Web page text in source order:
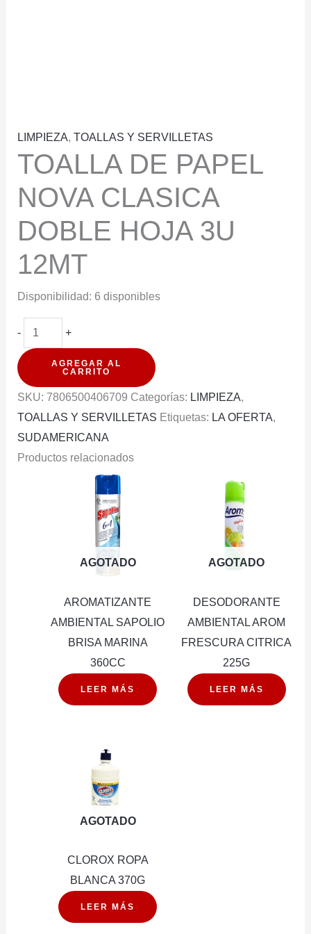
LIMPIEZA, TOALLAS Y SERVILLETAS
TOALLA DE PAPEL
NOVA CLASICA
DOBLE HOJA 3U
12MT
Disponibilidad: 6 disponibles
-
TOALLA
DE
PAPEL
NOVA
+
AGREGAR AL
CARRITO
SKU: 7806500406709 Categorías: LIMPIEZA,
TOALLAS Y SERVILLETAS Etiquetas: LA OFERTA,
SUDAMERICANA
Productos relacionados
AGOTADO
AROMATIZANTE
AMBIENTAL SAPOLIO
BRISA MARINA
360CC
LEER MÁS
AGOTADO
DESODORANTE
AMBIENTAL AROM
FRESCURA CITRICA
225G
LEER MÁS
AGOTADO
CLOROX ROPA
BLANCA 370G
LEER MÁS